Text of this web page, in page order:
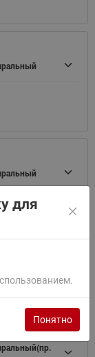
для
Понятно